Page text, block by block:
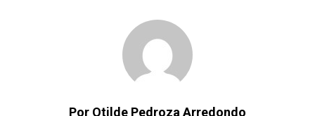
Por Otilde Pedroza Arredondo